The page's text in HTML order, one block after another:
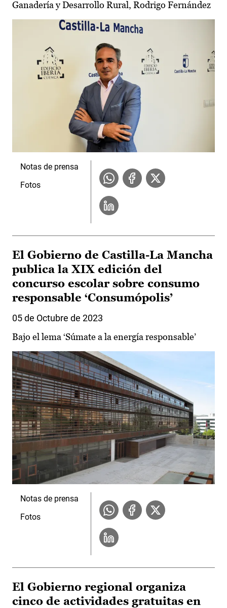
Ganadería y Desarrollo Rural, Rodrigo Fernández
Notas de prensa
Fotos
El Gobierno de Castilla-La Mancha
publica la XIX edición del
concurso escolar sobre consumo
responsable ‘Consumópolis’
05 de Octubre de 2023
Bajo el lema ‘Súmate a la energía responsable’
Notas de prensa
Fotos
El Gobierno regional organiza
cinco de actividades gratuitas en